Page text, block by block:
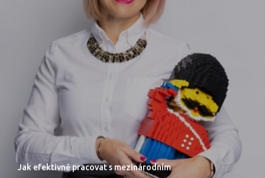
Jak efektivně pracovat s mezinárodním